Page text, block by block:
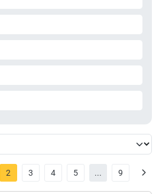
2 3 4 5 ... 9